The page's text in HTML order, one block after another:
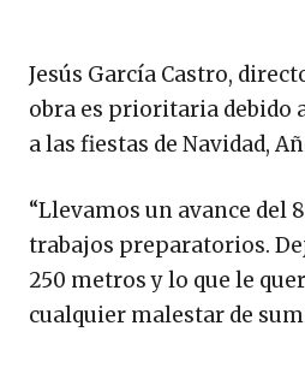
Jesús García Castro,
obra es prioritaria debido
a las fiestas de Navidad,
“Llevamos un avance del
trabajos preparatorios.
250 metros y lo que le
cualquier malestar de